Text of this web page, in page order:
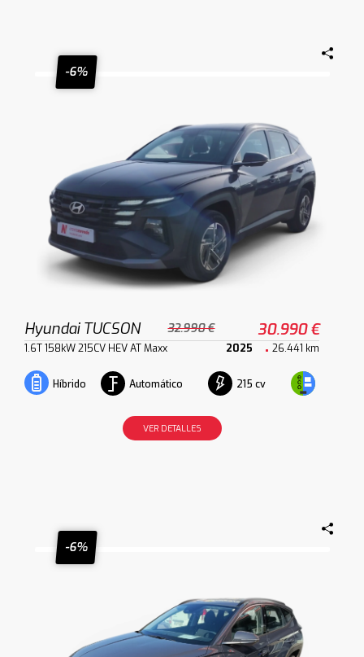
-6%
Hyundai TUCSON 32.990 € 30.990 €
1.6T 158kW 215CV HEV AT Maxx 2025 26.441 km
Híbrido Automático 215 cv
VER DETALLES
-6%